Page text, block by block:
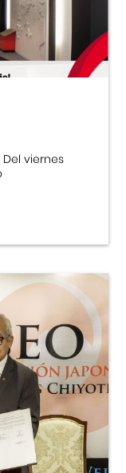
Del viernes